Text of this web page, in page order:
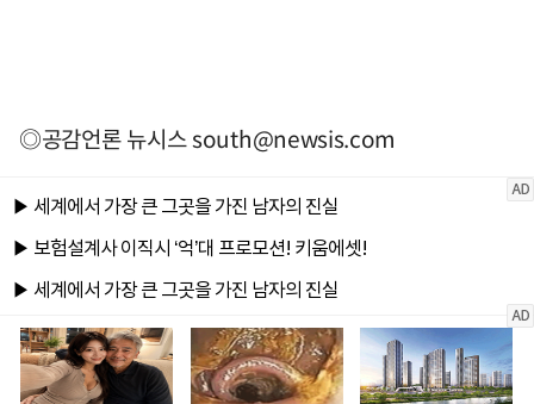
◎공감언론 뉴시스south@newsis.com